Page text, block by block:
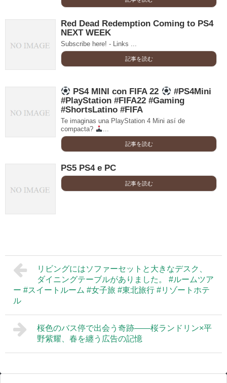
Red Dead Redemption Coming to PS4
NEXT WEEK
Subscribe here! - Links ...
記事を読む
PS4 MINI con FIFA 22
#PS4Mini
#PlayStation #FIFA22 #Gaming
#ShortsLatino #FIFA
Te imaginas una PlayStation 4 Mini así de
compacta?
...
記事を読む
PS5 PS4 e PC
記事を読む
リビングにはソファーセットと大きなデスク、
ダイニングテーブルがありました。 #ルームツア
ー #スイートルーム #女子旅 #東北旅行 #リゾートホテ
ル
桜色のバス停で出会う奇跡――桜ランドリン×平
野紫耀、春を纏う広告の記憶